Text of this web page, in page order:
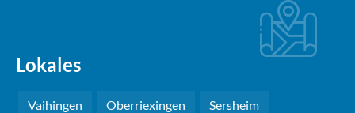
Lokales
Vaihingen Oberriexingen Sersheim